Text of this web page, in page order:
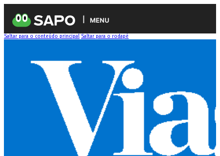
MENU
Saltar para o conteúdo principal Saltar para o rodapé